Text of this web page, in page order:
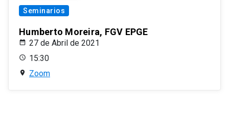
Seminarios
Humberto Moreira, FGV EPGE
27 de Abril de 2021
15:30
Zoom